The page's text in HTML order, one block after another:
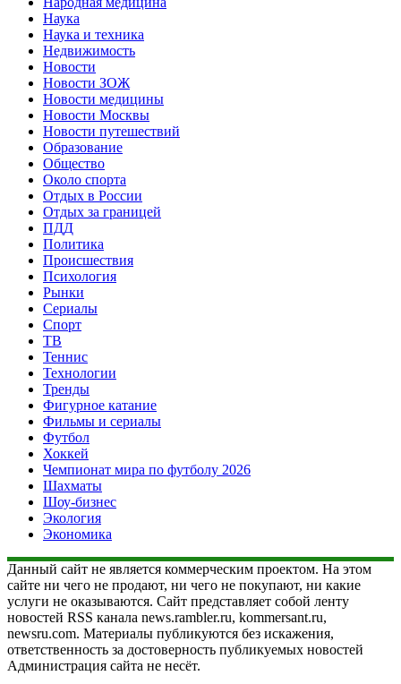
Наука
Наука и техника
Недвижимость
Новости
Новости ЗОЖ
Новости медицины
Новости Москвы
Новости путешествий
Образование
Общество
Около спорта
Отдых в России
Отдых за границей
ПДД
Политика
Происшествия
Психология
Рынки
Сериалы
Спорт
ТВ
Теннис
Технологии
Тренды
Фигурное катание
Фильмы и сериалы
Футбол
Хоккей
Чемпионат мира по футболу 2026
Шахматы
Шоу-бизнес
Экология
Экономика
Данный сайт не является коммерческим проектом. На этом
сайте ни чего не продают, ни чего не покупают, ни какие
услуги не оказываются. Сайт представляет собой ленту
новостей RSS канала news.rambler.ru, kommersant.ru,
newsru.com. Материалы публикуются без искажения,
ответственность за достоверность публикуемых новостей
Администрация сайта не несёт.